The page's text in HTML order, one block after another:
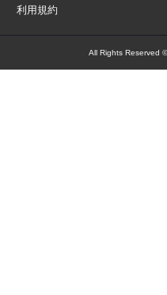
利用規約
All Rights Reserved